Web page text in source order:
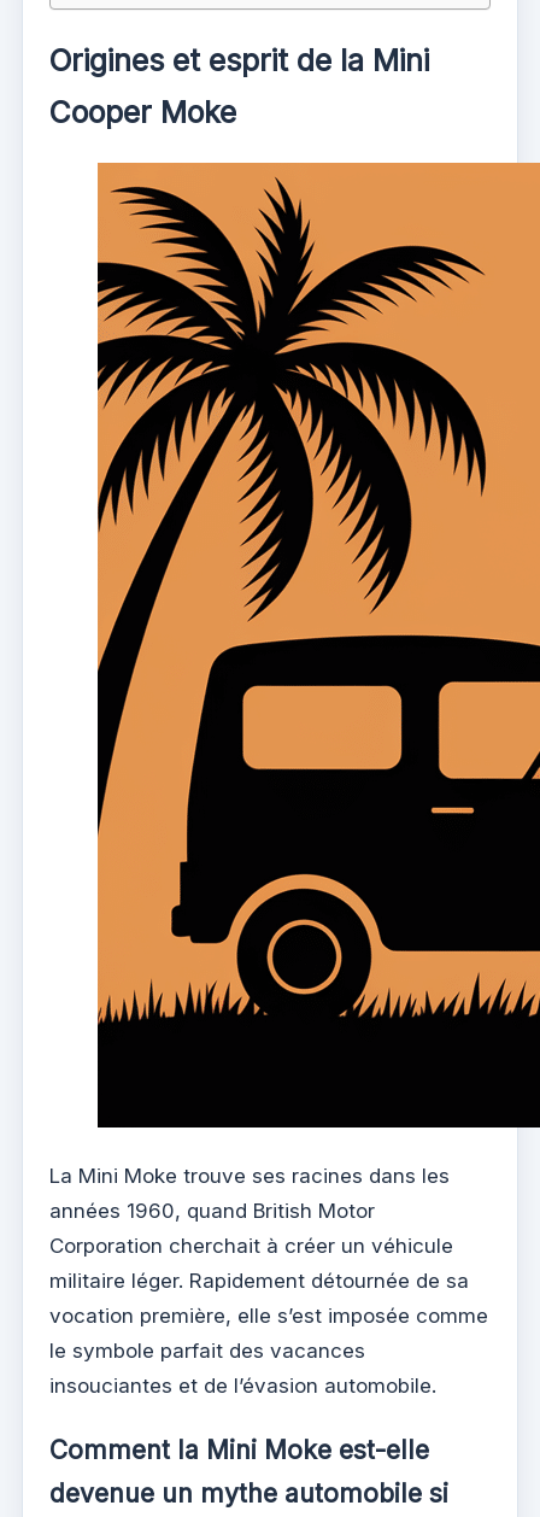
Origines et esprit de la Mini
Cooper Moke
La Mini Moke trouve ses racines dans les
années 1960, quand British Motor
Corporation cherchait à créer un véhicule
militaire léger. Rapidement détournée de sa
vocation première, elle s’est imposée comme
le symbole parfait des vacances
insouciantes et de l’évasion automobile.
Comment la Mini Moke est-elle
devenue un mythe automobile si